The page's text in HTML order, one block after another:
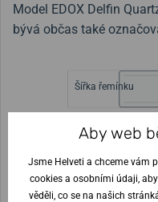
Model EDOX Delfin
bývá občas také
Šířka řemínku
Výška pouzdra
12,9 mm
Nejste
Aby web
Jsme Helveti a chceme vám
cookies a osobními údaji,
věděli, co se na našich